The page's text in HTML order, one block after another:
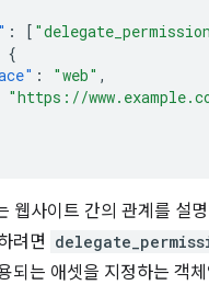
: [
{
: "web" ,
"https://
웹사이트 간의 관계를 설
려면
되는 애셋을 지정하는 객